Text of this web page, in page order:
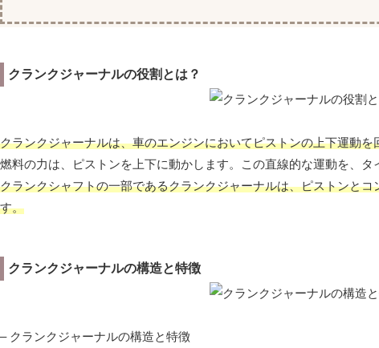
クランクジャーナルの役割とは？
クランクジャーナルは、車のエンジンにおいてピストンの上下運動
燃料の力は、ピストンを上下に動かします。この直線的な運動を、
クランクシャフトの一部であるクランクジャーナルは、ピストンと
す。
クランクジャーナルの構造と特徴
– クランクジャーナルの構造と特徴